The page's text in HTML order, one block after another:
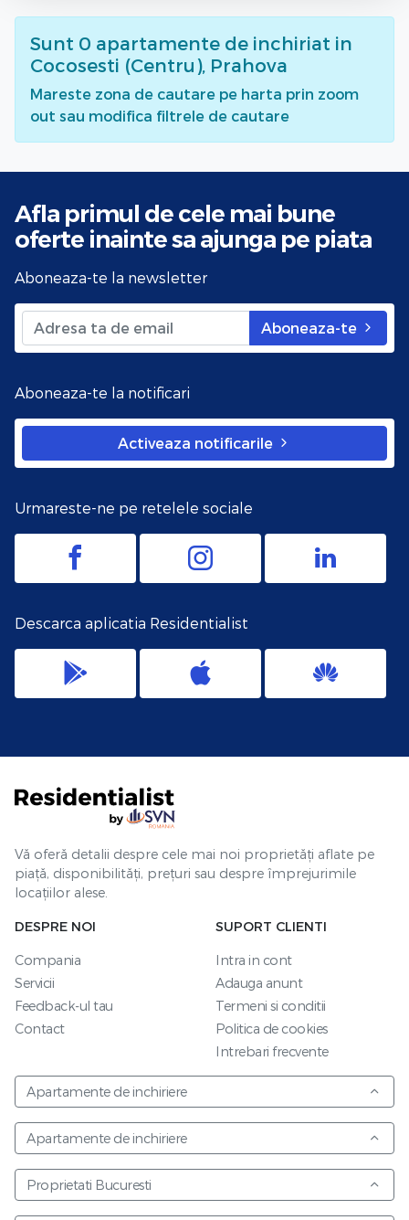
Sunt 0 apartamente de inchiriat in
Cocosesti (Centru), Prahova
Mareste zona de cautare pe harta prin zoom
out sau modifica filtrele de cautare
Afla primul de cele mai bune
oferte inainte sa ajunga pe piata
Aboneaza-te la newsletter
Aboneaza-te
Aboneaza-te la notificari
Activeaza notificarile
Urmareste-ne pe retelele sociale
Descarca aplicatia Residentialist
Vă oferă detalii despre cele mai noi proprietăți aflate pe
piață, disponibilități, prețuri sau despre împrejurimile
locațiilor alese.
DESPRE NOI
Compania
Servicii
Feedback-ul tau
Contact
SUPORT CLIENTI
Intra in cont
Adauga anunt
Termeni si conditii
Politica de cookies
Intrebari frecvente
Apartamente de inchiriere
Apartamente de inchiriere
Proprietati Bucuresti